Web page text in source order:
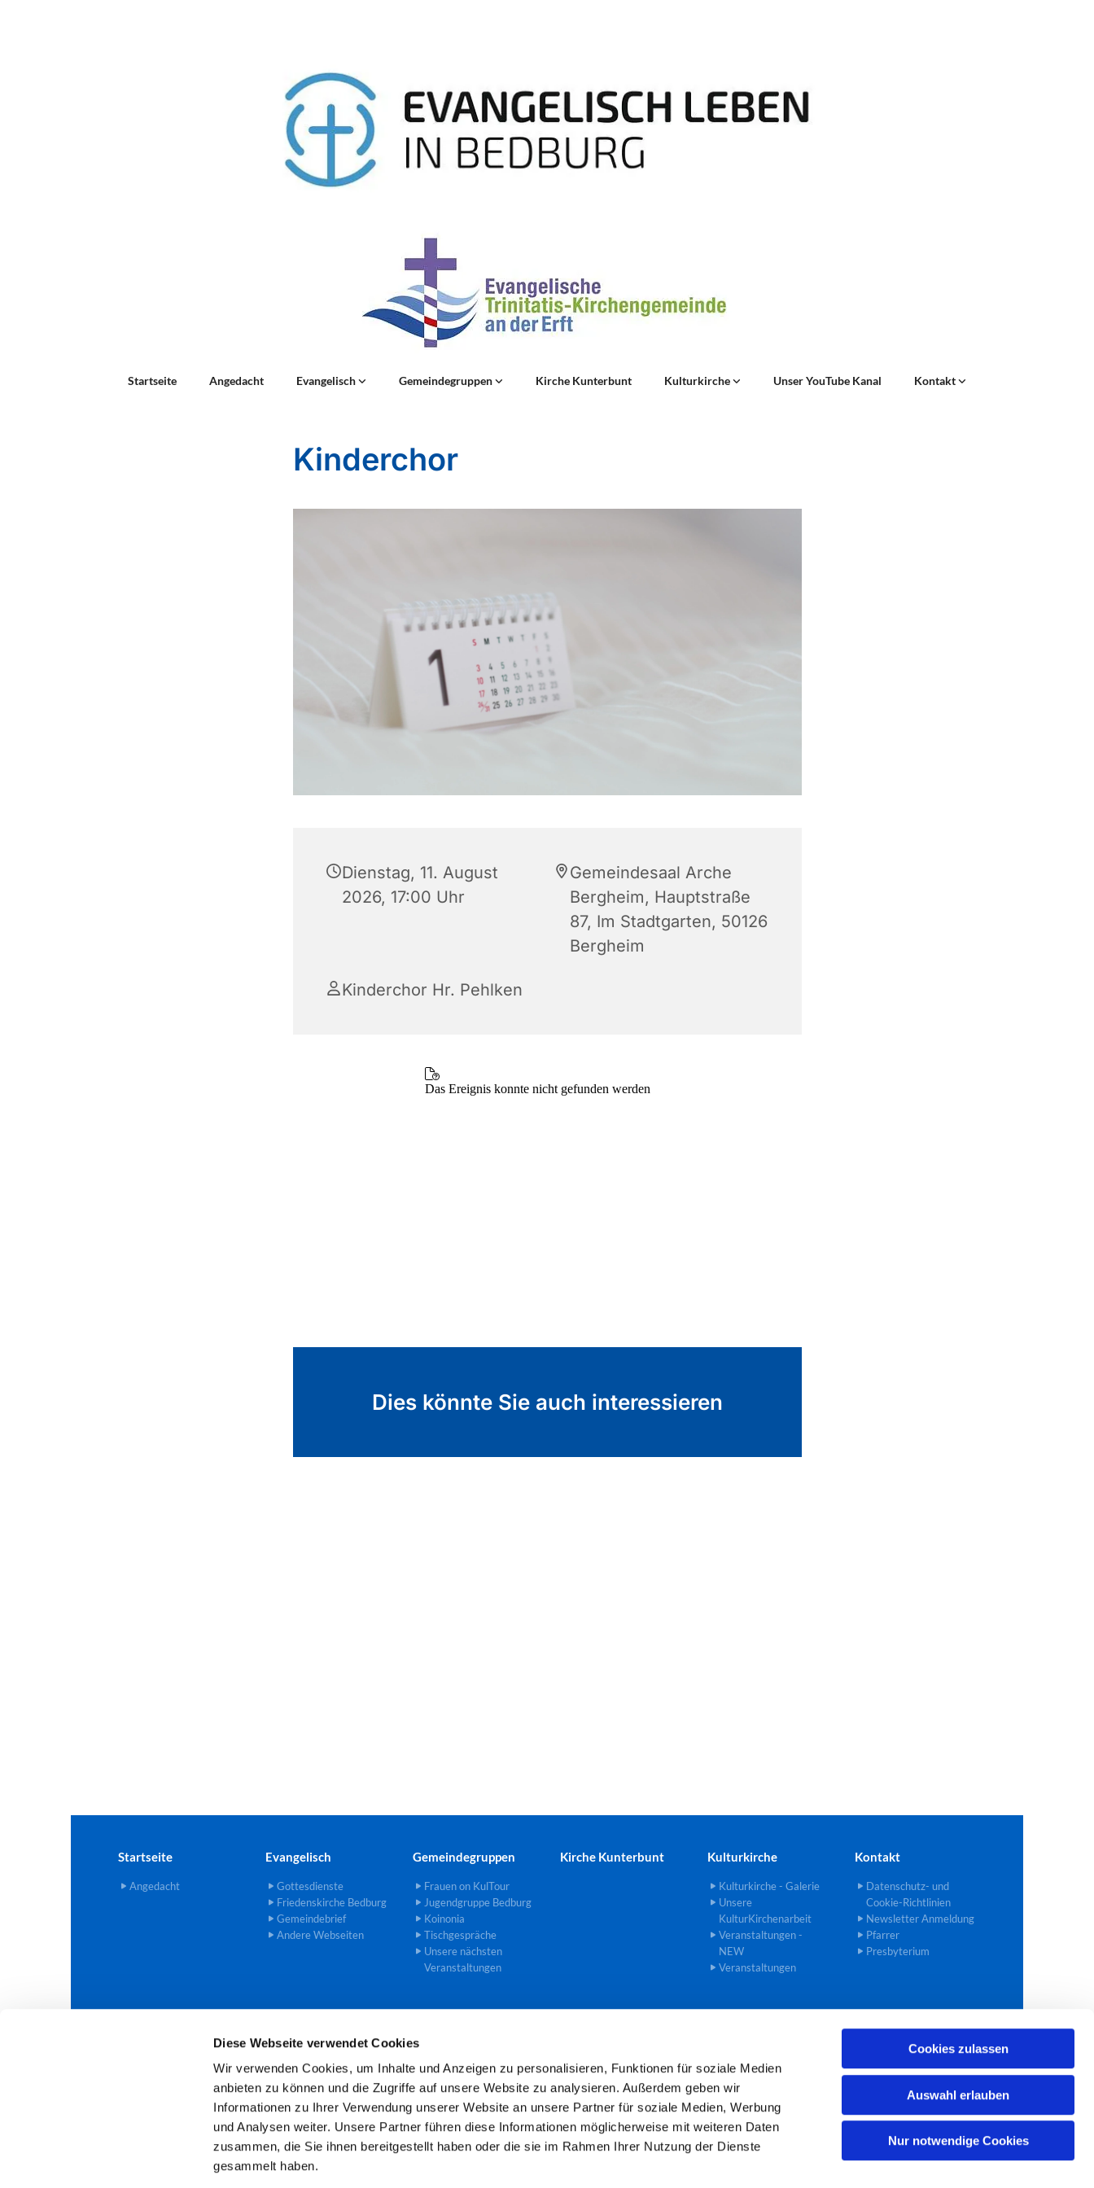
Diese Webseite verwendet Cookies
Wir verwenden Cookies, um Inhalte und Anzeigen zu personalisieren, Funktionen für soziale Medien
anbieten zu können und die Zugriffe auf unsere Website zu analysieren. Außerdem geben wir
Informationen zu Ihrer Verwendung unserer Website an unsere Partner für soziale Medien, Werbung
und Analysen weiter. Unsere Partner führen diese Informationen möglicherweise mit weiteren Daten
zusammen, die Sie ihnen bereitgestellt haben oder die sie im Rahmen Ihrer Nutzung der Dienste
gesammelt haben.
Cookies zulassen
Auswahl erlauben
Nur notwendige Cookies
Startseite Angedacht Evangelisch Gemeindegruppen Kirche Kunterbunt Kulturkirche Unser YouTube Kanal Kontakt
Kinderchor
Dienstag, 11. August
2026, 17:00 Uhr
Gemeindesaal Arche
Bergheim, Hauptstraße
87, Im Stadtgarten, 50126
Bergheim
Kinderchor Hr. Pehlken
Dies könnte Sie auch interessieren
Startseite
Angedacht
Evangelisch
Gottesdienste
Friedenskirche Bedburg
Gemeindebrief
Andere Webseiten
Gemeindegruppen
Frauen on KulTour
Jugendgruppe Bedburg
Koinonia
Tischgespräche
Unsere nächsten
Veranstaltungen
Kirche Kunterbunt Kulturkirche
Kulturkirche - Galerie
Unsere
KulturKirchenarbeit
Veranstaltungen -
NEW
Veranstaltungen
Kontakt
Datenschutz- und
Cookie-Richtlinien
Newsletter Anmeldung
Pfarrer
Presbyterium
Evangelische Trinitatis-Kirchengemeinde an der Erft · Gemeindebüro Theodor-Heuss-Str. 8, 50181 Bedburg
bedburg@ekir.de
Öffnungszeiten: Mo und Mi 8.00 -11.00 Uhr
Kontaktinformationen Cookie-Richtlinie Impressum